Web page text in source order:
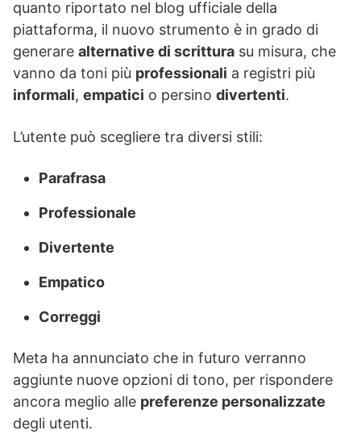
quanto riportato nel blog ufficiale della
piattaforma, il nuovo strumento è in grado di
generare alternative di scrittura su misura, che
vanno da toni più professionali a registri più
informali, empatici o persino divertenti.
L’utente può scegliere tra diversi stili:
Parafrasa
Professionale
Divertente
Empatico
Correggi
Meta ha annunciato che in futuro verranno
aggiunte nuove opzioni di tono, per rispondere
ancora meglio alle preferenze personalizzate
degli utenti.